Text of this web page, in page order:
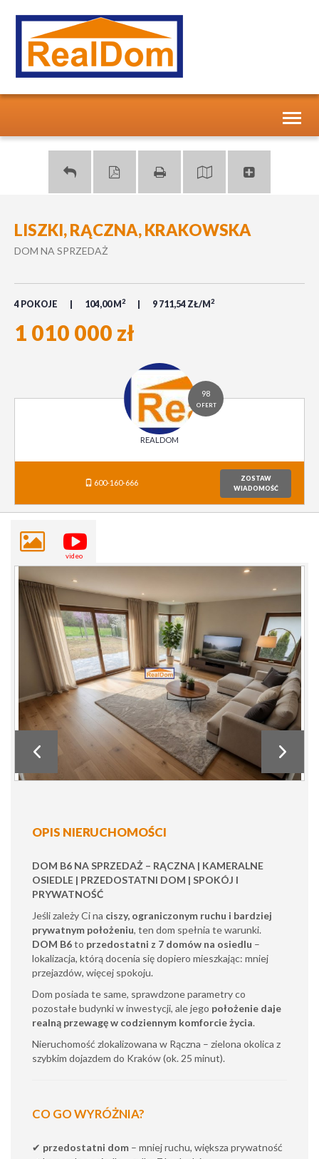
LISZKI, RĄCZNA, KRAKOWSKA
DOM NA SPRZEDAŻ
4 POKOJE 104,00 M 2 9 711,54 ZŁ/M 2
1 010 000 zł
98
OFERT
REALDOM
600-160-666
ZOSTAW
WIADOMOŚĆ
OPIS NIERUCHOMOŚCI
DOM B6 NA SPRZEDAŻ – RĄCZNA | KAMERALNE
OSIEDLE | PRZEDOSTATNI DOM | SPOKÓJ I
PRYWATNOŚĆ
Jeśli zależy Ci na ciszy, ograniczonym ruchu i bardziej
prywatnym położeniu, ten dom spełnia te warunki.
DOM B6to przedostatni z 7 domów na osiedlu –
lokalizacja, którą docenia się dopiero mieszkając: mniej
przejazdów, więcej spokoju.
Dom posiada te same, sprawdzone parametry co
pozostałe budynki w inwestycji, ale jego położenie daje
realną przewagę w codziennym komforcie życia.
Nieruchomość zlokalizowana w Rączna – zielona okolica z
szybkim dojazdem do Kraków (ok. 25 minut).
CO GO WYRÓŻNIA?
✔ przedostatni dom – mniej ruchu, większa prywatność